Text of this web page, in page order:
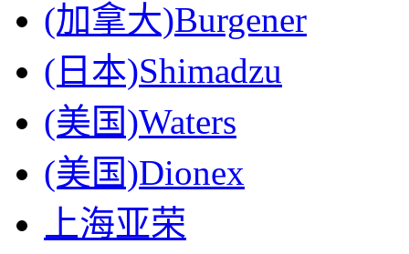
(加拿大)Burgener
(日本)Shimadzu
(美国)Waters
(美国)Dionex
上海亚荣